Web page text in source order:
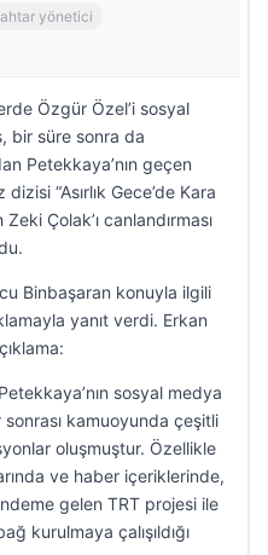
yönetici
Özgür Özel’i sosyal
bir süre sonra da
Petekkaya’nın geçen
“Asırlık Gece’de Kara
Çolak’ı canlandırması
Binbaşaran konuyla ilgili
yanıt verdi. Erkan
sosyal medya
sonrası kamuoyunda çeşitli
oluşmuştur. Özellikle
ve haber içeriklerinde,
gelen TRT projesi ile
kurulmaya çalışıldığı